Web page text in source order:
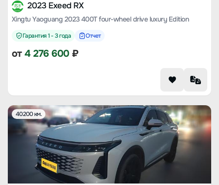
2023 Exeed RX
Xingtu Yaoguang 2023 400T four-wheel drive luxury Edition
Гарантия 1 - 3 года Отчет
от4 276 600₽
40200 км.